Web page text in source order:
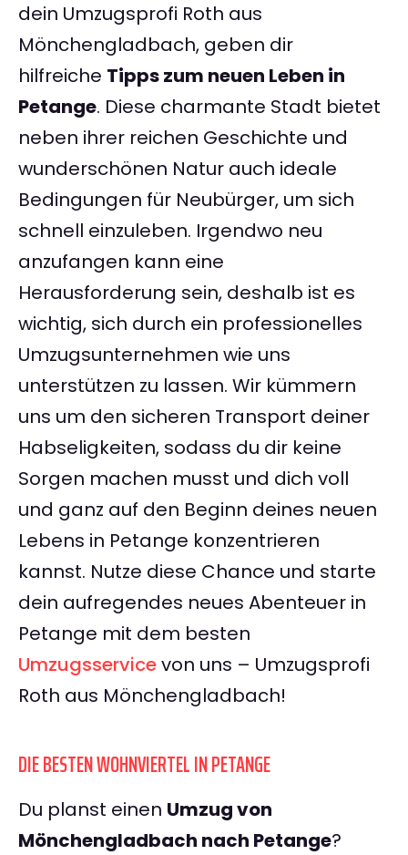
dein Umzugsprofi Roth aus
Mönchengladbach, geben dir
hilfreiche Tipps zum neuen Leben in
Petange. Diese charmante Stadt bietet
neben ihrer reichen Geschichte und
wunderschönen Natur auch ideale
Bedingungen für Neubürger, um sich
schnell einzuleben. Irgendwo neu
anzufangen kann eine
Herausforderung sein, deshalb ist es
wichtig, sich durch ein professionelles
Umzugsunternehmen wie uns
unterstützen zu lassen. Wir kümmern
uns um den sicheren Transport deiner
Habseligkeiten, sodass du dir keine
Sorgen machen musst und dich voll
und ganz auf den Beginn deines neuen
Lebens in Petange konzentrieren
kannst. Nutze diese Chance und starte
dein aufregendes neues Abenteuer in
Petange mit dem besten
Umzugsservicevon uns – Umzugsprofi
Roth aus Mönchengladbach!
DIE BESTEN WOHNVIERTEL IN PETANGE
Du planst einen Umzug von
Mönchengladbach nach Petange?